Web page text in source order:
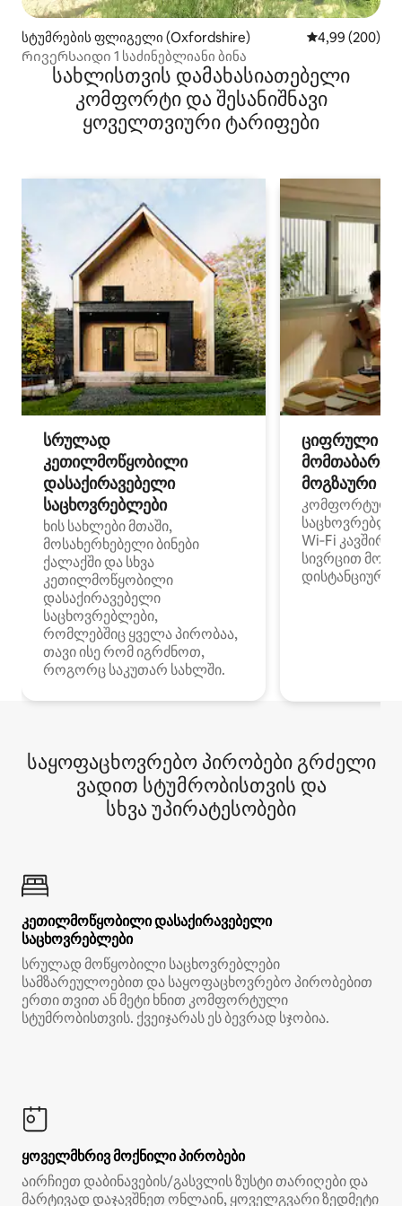
სტუმრების ფლიგელი (Oxfordshire) საშუალო
4,99 (200)
Რივერსაიდი 1 საძინებლიანი ბინა
სახლისთვის დამახასიათებელი
კომფორტი და შესანიშნავი
ყოველთვიური ტარიფები
სრულად
კეთილმოწყობილი
დასაქირავებელი
საცხოვრებლები
ხის სახლები მთაში,
მოსახერხებელი ბინები
ქალაქში და სხვა
კეთილმოწყობილი
დასაქირავებელი
საცხოვრებლები,
რომლებშიც ყველა პირობაა,
თავი ისე რომ იგრძნოთ,
როგორც საკუთარ სახლში.
ციფრული
მოგზაური
კომფორტული
Wi‑Fi
სივრცით
დისტანციური
საყოფაცხოვრებო პირობები გრძელი
ვადით სტუმრობისთვის და
სხვა უპირატესობები
კეთილმოწყობილი დასაქირავებელი
საცხოვრებლები
სრულად მოწყობილი საცხოვრებლები
სამზარეულოებით და საყოფაცხოვრებო პირობებით
ერთი თვით ან მეტი ხნით კომფორტული
სტუმრობისთვის. ქვეიჯარას ეს ბევრად სჯობია.
ყოველმხრივ მოქნილი პირობები
აირჩიეთ დაბინავების/გასვლის ზუსტი თარიღები და
მარტივად დაჯავშნეთ ონლაინ, ყოველგვარი ზედმეტი